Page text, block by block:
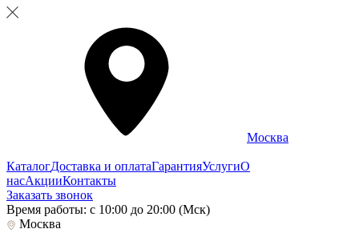
Москва
КаталогДоставка и оплатаГарантияУслугиО
насАкцииКонтакты
Заказать звонок
Время работы: с 10:00 до 20:00 (Мск)
Москва